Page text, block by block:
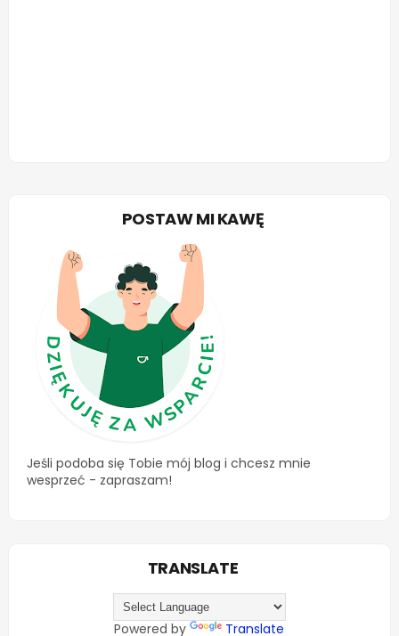
POSTAW MI KAWĘ
Jeśli podoba się Tobie mój blog i chcesz mnie
wesprzeć - zapraszam!
TRANSLATE
Powered by Translate